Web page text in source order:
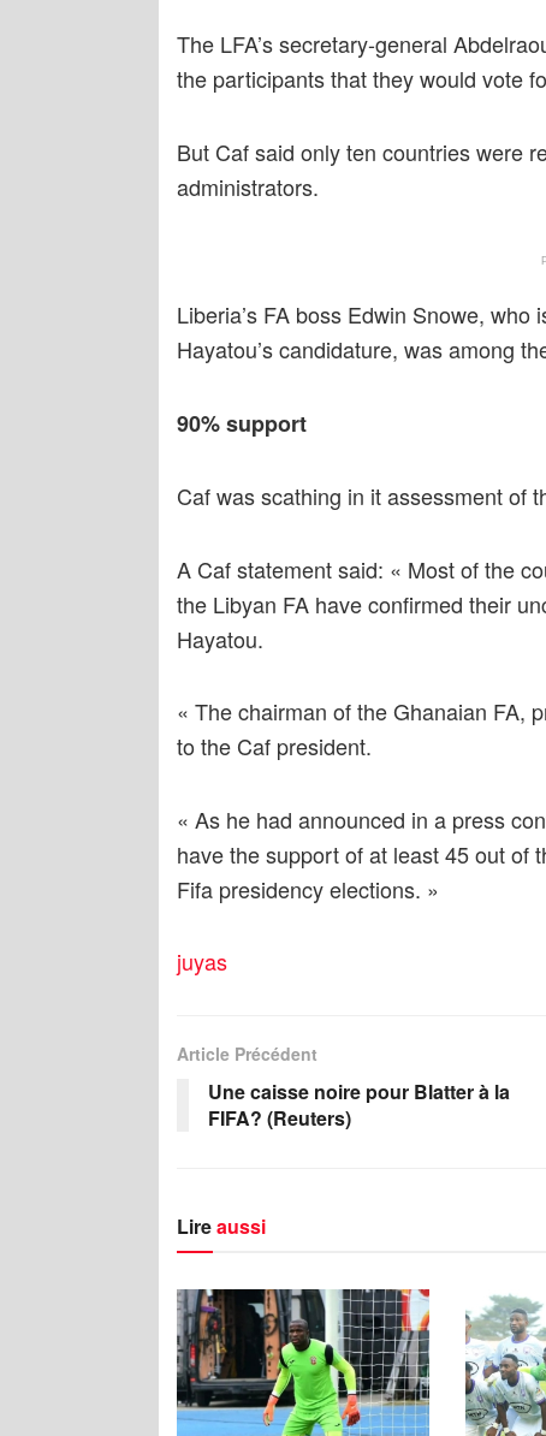
The LFA’s secretary-general
the participants that they would vote
But Caf said only ten countries were
administrators.
Liberia’s FA boss Edwin Snowe,
Hayatou’s candidature, was among
90% support
Caf was scathing in it assessment of
A Caf statement said: « Most of the
the Libyan FA have confirmed their
Hayatou.
« The chairman of the Ghanaian FA,
to the Caf president.
« As he had announced in a press
have the support of at least 45 out of
Fifa presidency elections. »
juyas
Article Précédent
Une caisse noire pour Blatter à la
FIFA? (Reuters)
Lireaussi